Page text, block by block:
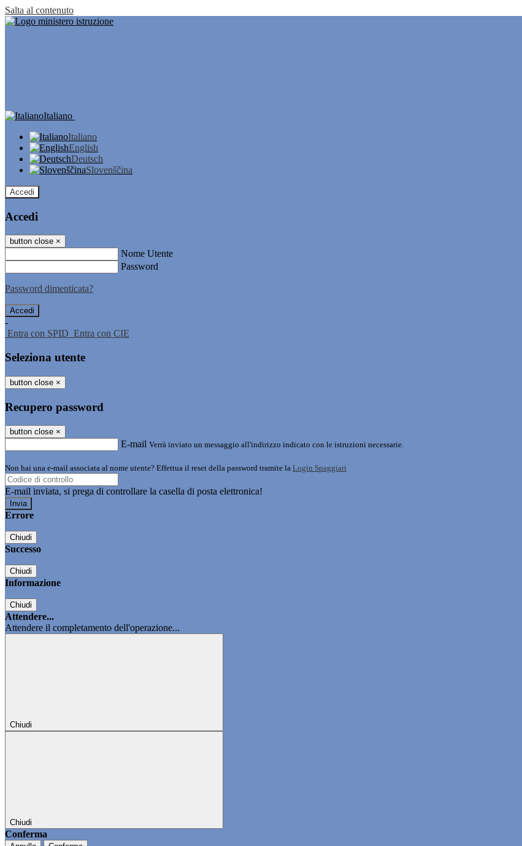
Salta al contenuto
Italiano
Italiano
English
Deutsch
Slovenščina
Accedi
Accedi
button close ×
Nome Utente
Password
Password dimenticata?
-
Entra con SPID Entra con CIE
Seleziona utente
button close ×
Recupero password
button close ×
E-mail Verrà inviato un messaggio all'indirizzo indicato con le istruzioni necessarie.
Non hai una e-mail associata al nome utente? Effettua il reset della password tramite la Login Spaggiari
E-mail inviata, si prega di controllare la casella di posta elettronica!
Errore
Chiudi
Successo
Chiudi
Informazione
Chiudi
Attendere...
Attendere il completamento dell'operazione...
Chiudi
Chiudi
Conferma